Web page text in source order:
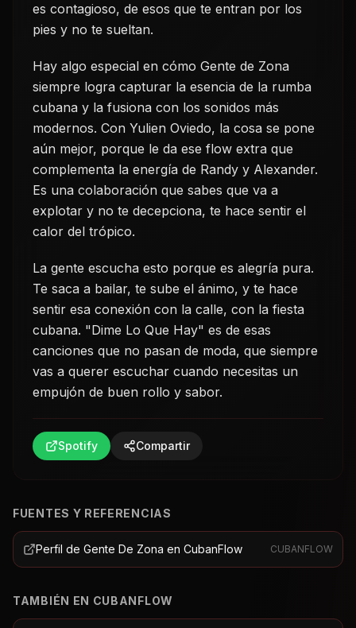
es contagioso, de esos que te entran por los
pies y no te sueltan.
Hay algo especial en cómo Gente de Zona
siempre logra capturar la esencia de la rumba
cubana y la fusiona con los sonidos más
modernos. Con Yulien Oviedo, la cosa se pone
aún mejor, porque le da ese flow extra que
complementa la energía de Randy y Alexander.
Es una colaboración que sabes que va a
explotar y no te decepciona, te hace sentir el
calor del trópico.
La gente escucha esto porque es alegría pura.
Te saca a bailar, te sube el ánimo, y te hace
sentir esa conexión con la calle, con la fiesta
cubana. "Dime Lo Que Hay" es de esas
canciones que no pasan de moda, que siempre
vas a querer escuchar cuando necesitas un
empujón de buen rollo y sabor.
Spotify Compartir
FUENTES Y REFERENCIAS
Perfil de Gente De Zona en CubanFlow CUBANFLOW
TAMBIÉN EN CUBANFLOW